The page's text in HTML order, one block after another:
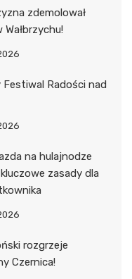
zdemolował
Festiwal Radości nad
na hulajnodze
zasady dla
rozgrzeje
Czernica!